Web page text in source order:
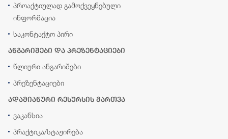
პროაქტიულად გამოქვეყნებული
ინფორმაცია
საკონტაქტო პირი
ანგარიშები და პრეზენტაციები
წლიური ანგარიშები
პრეზენტაციები
ადამიანური რესურსის მართვა
ვაკანსია
პრაქტიკა/სტაჟირება